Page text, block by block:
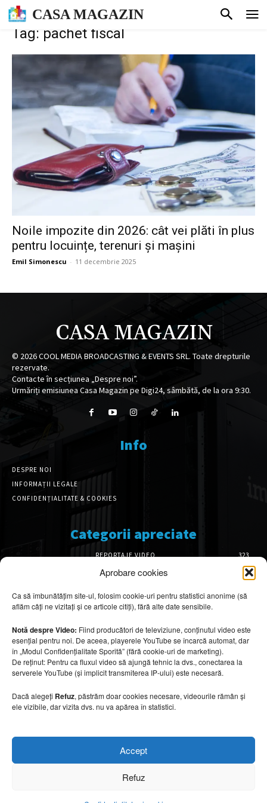
Aprobare cookies
Ca să îmbunătățim site-ul, folosim cookie-uri pentru statistici anonime (să
aflăm câți ne vizitați și ce articole citiți), fără alte date sensibile.
Notă despre Video: Fiind producători de televiziune, conținutul video este
esențial pentru noi. De aceea, playerele YouTube se încarcă automat, dar
în „Modul Confidențialitate Sporită” (fără cookie-uri de marketing).
De reținut: Pentru ca fluxul video să ajungă tehnic la dvs., conectarea la
serverele YouTube (și implicit transmiterea IP-ului) este necesară.
Dacă alegeți Refuz, păstrăm doar cookies necesare, videourile rămân și
ele vizibile, dar vizita dvs. nu va apărea în statistici.
Accept
Refuz
CASA MAGAZIN
Tag: pachet fiscal
Noile impozite din 2026: cât vei plăti în plus
pentru locuințe, terenuri și mașini
Emil Simonescu - 11 decembrie 2025
CASA MAGAZIN
© 2026COOL MEDIA BROADCASTING & EVENTS SRL. Toate drepturile
rezervate.
Contacte în secțiunea „Despre noi”.
Urmăriți emisiunea Casa Magazin pe Digi24, sâmbătă, de la ora 9:30.
Info
DESPRE NOI
INFORMAȚII LEGALE
CONFIDENȚIALITATE & COOKIES
Categorii apreciate
REPORTAJE VIDEO
323
AMENAJĂRI INTERIOARE
126
DESIGN INTERIOR
64
ARHITECTURĂ & DESIGN
OPINII & ANALIZE
43
Articole recomandate
Cele mai impresionante cabane moderne
7 august 2026
Ouse Valley Viaduct, construcția care
7 august 2026